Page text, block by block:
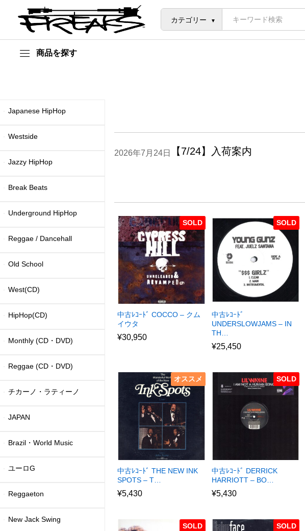
カテゴリー
商品を探す
【7/24】入荷案内
2026年7月24日
SOLD
中古ﾚｺｰﾄﾞ COCCO – クム
イウタ
¥30,950
SOLD
中古ﾚｺｰﾄﾞ
UNDERSLOWJAMS – IN
TH…
¥25,450
オススメ
中古ﾚｺｰﾄﾞ THE NEW INK
SPOTS – T…
¥5,430
SOLD
中古ﾚｺｰﾄﾞ DERRICK
HARRIOTT – BO…
¥5,430
SOLD SOLD
Japanese HipHop
Westside
Jazzy HipHop
Break Beats
Underground HipHop
Reggae / Dancehall
Old School
West(CD)
HipHop(CD)
Monthly (CD・DVD)
Reggae (CD・DVD)
チカーノ・ラティーノ
JAPAN
Brazil・World Music
ユーロG
Reggaeton
New Jack Swing